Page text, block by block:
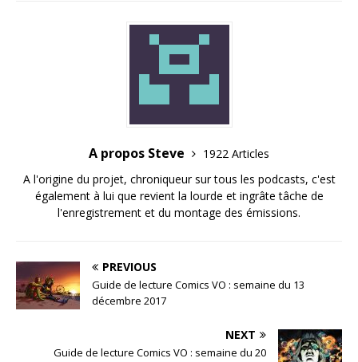
A propos Steve
1922 Articles
A l'origine du projet, chroniqueur sur tous les podcasts, c'est
également à lui que revient la lourde et ingrâte tâche de
l'enregistrement et du montage des émissions.
PREVIOUS
Guide de lecture Comics VO : semaine du 13
décembre 2017
NEXT
Guide de lecture Comics VO : semaine du 20